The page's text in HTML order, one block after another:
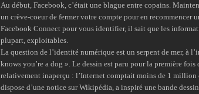
Au début, Facebook, c’était une blague entre copains.
un crève-coeur de fermer votre compte pour en recommencer
Facebook Connect pour vous identifier, il sait que les
plupart, exploitables.
La question de l’identité numérique est un serpent de mer, à
knows you’re a dog ». Le dessin est paru pour la première
relativement inaperçu : l’Internet comptait moins de 1 million
dispose d’une notice sur Wikipédia, a inspiré une bande